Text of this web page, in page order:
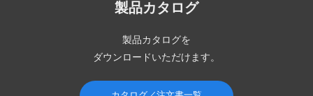
製品カタログ
製品カタログを
ダウンロードいただけます。